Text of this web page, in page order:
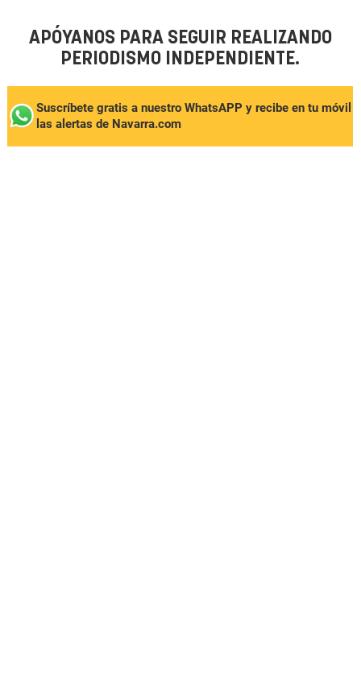
APÓYANOS PARA SEGUIR REALIZANDO
PERIODISMO INDEPENDIENTE.
Suscríbete gratis a nuestro WhatsAPP y recibe en tu móvil
las alertas de Navarra.com